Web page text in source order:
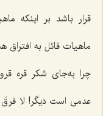
قرار باشد بر اینکه
ماهیات قائل به
چرا به‌جای شکر قره
عدمی است دیگر! لا